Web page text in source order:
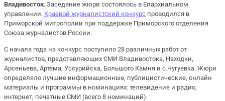
Владивосток. Заседание жюри состоялось в Епархиальном
управлении. Краевой журналистский конкурс проводился в
Приморской митрополии при поддержке Приморского отделения
Союза журналистов России.
С начала года на конкурс поступило 28 различных работ от
журналистов, представляющих СМИ Владивостока, Находки,
Арсеньева, Артема, Уссурийска, Большого Камня и с.Чугуевка. Жюри
определяло лучшие информационные, публицистические, онлайн
материалы и программы в номинациях: телевидение и радио,
интернет, печатные СМИ (всего 8 номинаций).